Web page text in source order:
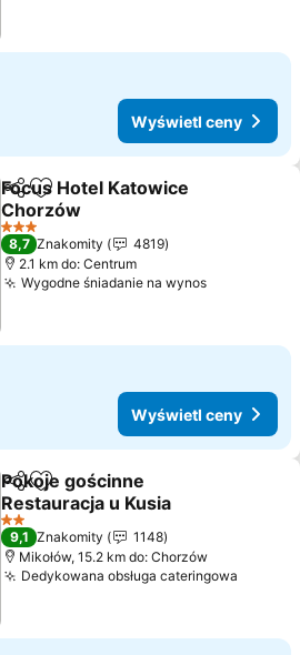
Wyświetl ceny
Udostępnij
Dodaj do ulubionych
Focus Hotel Katowice
Chorzów
Wyświetl ceny
3 Kategoria
8,7 Znakomity
4819
2.1 km do: Centrum
Wygodne śniadanie na wynosWyświetl
Wyświetl ceny
Udostępnij
Dodaj do ulubionych
Pokoje gościnne
Restauracja u Kusia
Wyświetl ceny
2 Kategoria
9,1 Znakomity
1148
Mikołów, 15.2 km do: Chorzów
Dedykowana obsługa cateringowa